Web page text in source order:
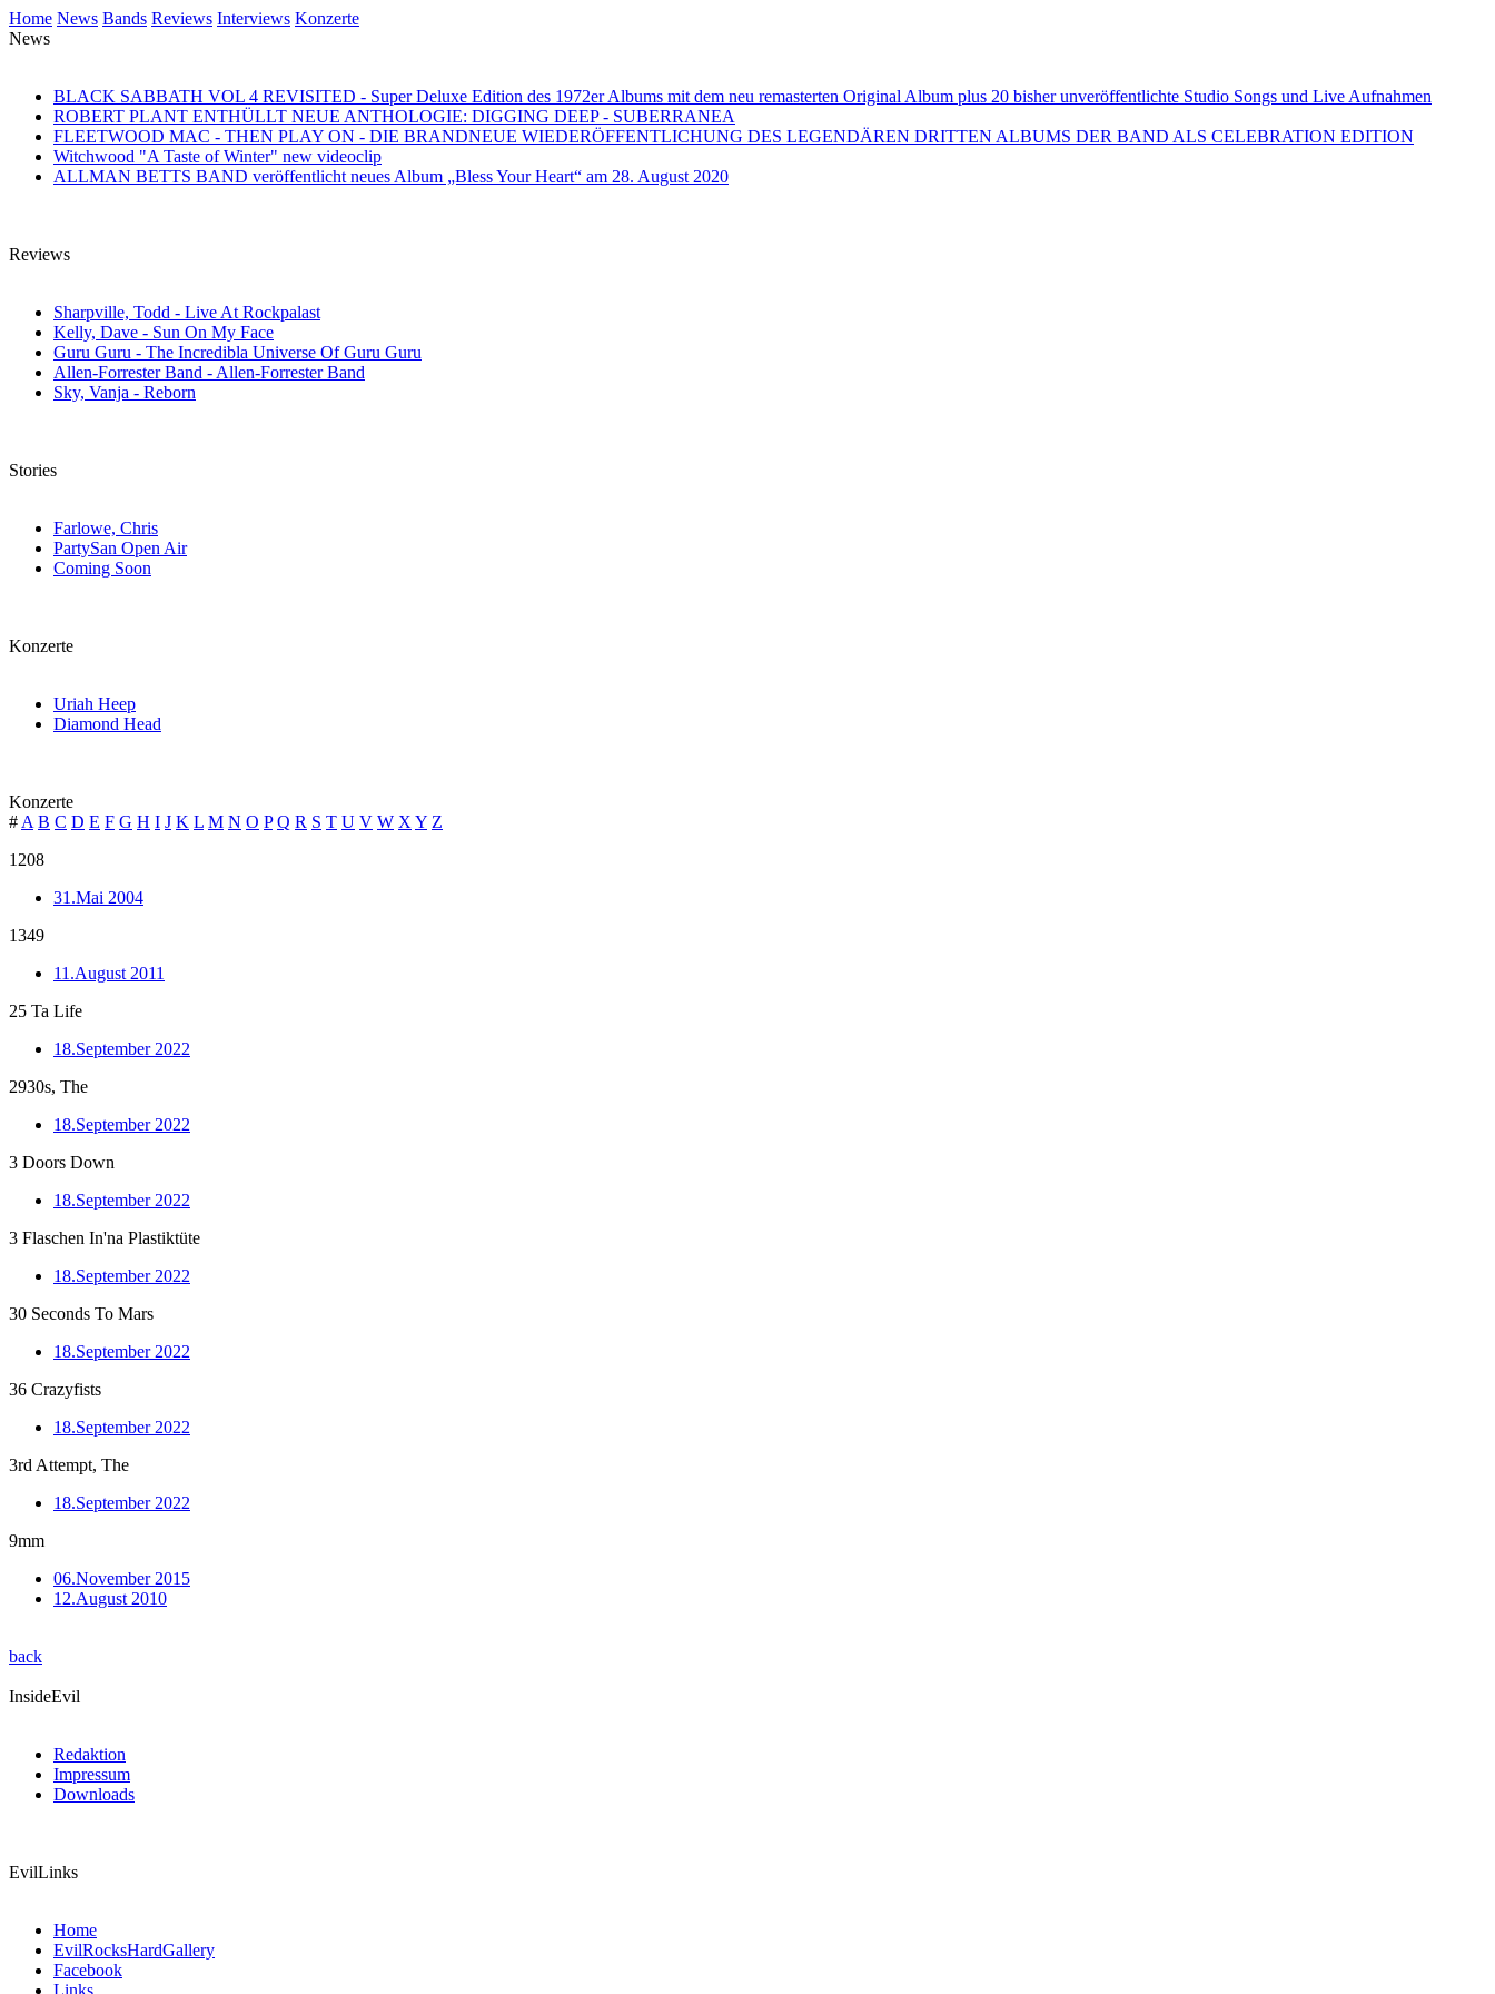
Home News Bands Reviews Interviews Konzerte
News
BLACK SABBATH VOL 4 REVISITED - Super Deluxe Edition des 1972er Albums mit dem neu remasterten Original Album plus 20 bisher unveröffentlichte Studio Songs und Live Aufnahmen
ROBERT PLANT ENTHÜLLT NEUE ANTHOLOGIE: DIGGING DEEP - SUBERRANEA
FLEETWOOD MAC - THEN PLAY ON - DIE BRANDNEUE WIEDERÖFFENTLICHUNG DES LEGENDÄREN DRITTEN ALBUMS DER BAND ALS CELEBRATION EDITION
Witchwood "A Taste of Winter" new videoclip
ALLMAN BETTS BAND veröffentlicht neues Album „Bless Your Heart“ am 28. August 2020
Reviews
Sharpville, Todd - Live At Rockpalast
Kelly, Dave - Sun On My Face
Guru Guru - The Incredibla Universe Of Guru Guru
Allen-Forrester Band - Allen-Forrester Band
Sky, Vanja - Reborn
Stories
Farlowe, Chris
PartySan Open Air
Coming Soon
Konzerte
Uriah Heep
Diamond Head
Konzerte
# A B C D E F G H I J K L M N O P Q R S T U V W X Y Z
1208
31.Mai 2004
1349
11.August 2011
25 Ta Life
18.September 2022
2930s, The
18.September 2022
3 Doors Down
18.September 2022
3 Flaschen In'na Plastiktüte
18.September 2022
30 Seconds To Mars
18.September 2022
36 Crazyfists
18.September 2022
3rd Attempt, The
18.September 2022
9mm
06.November 2015
12.August 2010
back
InsideEvil
Redaktion
Impressum
Downloads
EvilLinks
Home
EvilRocksHardGallery
Facebook
Links